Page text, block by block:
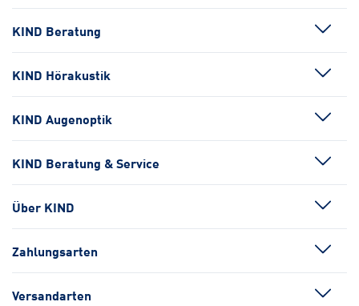
KIND Beratung
KIND Hörakustik
KIND Augenoptik
KIND Beratung & Service
Über KIND
Zahlungsarten
Versandarten